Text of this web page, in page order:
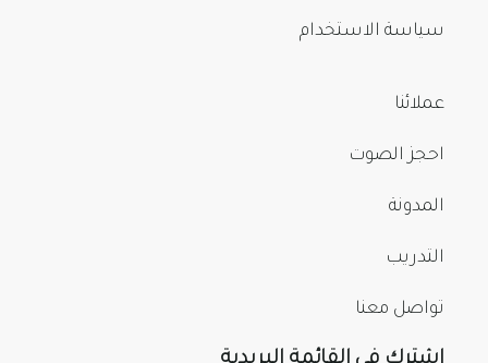
سياسة الاستخدام
عملائنا
احجز الصوت
المدونة
التدريب
تواصل معنا